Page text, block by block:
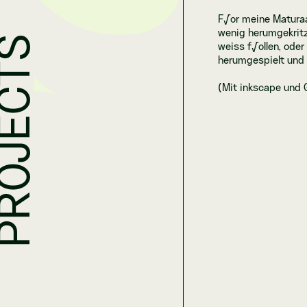
F√ºr meine
wenig
weiss f√ºllen, oder
herumgespielt
(Mit inkscape und